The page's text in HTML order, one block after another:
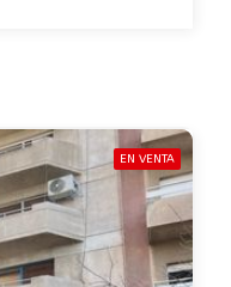
EN VENTA